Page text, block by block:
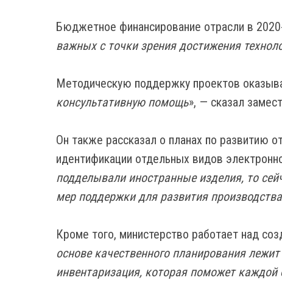
Бюджетное финансирование отрасли в
важных с точки зрения достижения
Методическую поддержку проектов
консультативную помощь», — сказал
Он также рассказал о планах по развитию
идентификации отдельных видов
подделывали иностранные изделия, то
мер поддержки для развития производства
Кроме того, министерство работает над
основе качественного планирования
инвентаризация, которая поможет